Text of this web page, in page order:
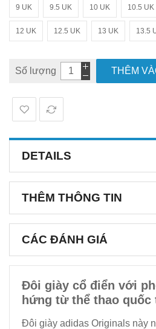
9 UK 9.5 UK 10 UK 10.5 UK
12 UK 12.5 UK 13 UK 13.5
Số lượng THÊM
DETAILS
THÊM THÔNG TIN
CÁC ĐÁNH GIÁ
Đôi giày cổ điển với
hứng từ thể thao quốc
Đôi giày adidas Originals này